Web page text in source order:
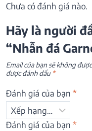
Chưa có đánh giá nào.
Hãy là người
“Nhẫn đá
Email của bạn sẽ không
được đánh dấu *
Đánh giá của bạn *
Đánh giá của bạn *